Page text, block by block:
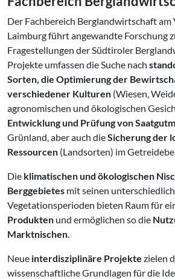
Der Fachbereich Berglandwirtschaft am
Laimburg führt angewandte Forschung
Fragestellungen der Südtiroler
Projekte umfassen die Suche nach
Sorten, die Optimierung der
verschiedener Kulturen (Wiesen,
agronomischen und ökologischen
Entwicklung und Prüfung von
Grünland, aber auch dieSicherung der
Ressourcen (Landsorten) im
Die klimatischen und ökologischen
Berggebietes mit seinen
Vegetationsperioden bieten Raum für
Produkten und ermöglichen so die
Marktnischen
Neue interdisziplinäre Projekte zielen
wissenschaftliche Grundlagen für die